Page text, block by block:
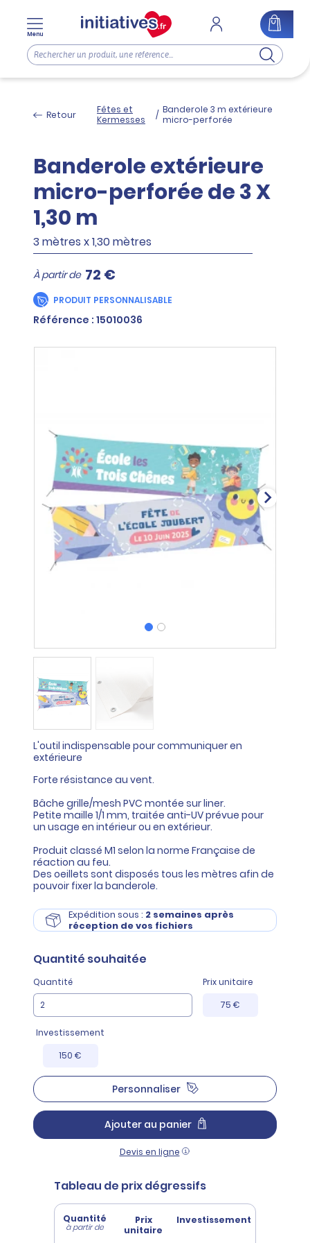
Menu
Retour
Fêtes et
Kermesses
/ Banderole 3 m extérieure
micro-perforée
Banderole extérieure
micro-perforée de 3 X
1,30 m
3 mètres x 1,30 mètres
À partir de 72 €
PRODUIT PERSONNALISABLE
Référence : 15010036
L'outil indispensable pour communiquer en
extérieure
Forte résistance au vent.
Bâche grille/mesh PVC montée sur liner.
Petite maille 1/1 mm, traitée anti-UV prévue pour
un usage en intérieur ou en extérieur.
Produit classé M1 selon la norme Française de
réaction au feu.
Des oeillets sont disposés tous les mètres afin de
pouvoir fixer la banderole.
Expédition sous : 2 semaines après
réception de vos fichiers
Quantité souhaitée
Quantité
Prix unitaire
75 €
Investissement
150 €
Personnaliser
Ajouter au panier
Devis en ligne
Tableau de prix dégressifs
Quantité
à partir de
Prix
unitaire
Investissement